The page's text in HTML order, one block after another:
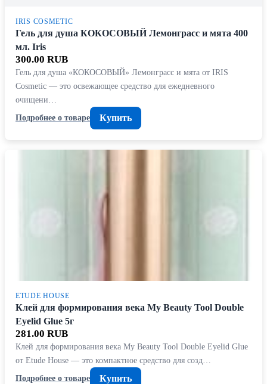
IRIS COSMETIC
Гель для душа КОКОСОВЫЙ Лемонграсс и мята 400
мл. Iris
300.00 RUB
Гель для душа «КОКОСОВЫЙ» Лемонграсс и мята от IRIS
Cosmetic — это освежающее средство для ежедневного
очищени…
Подробнее о товаре
Купить
ETUDE HOUSE
Клей для формирования века My Beauty Tool Double
Eyelid Glue 5г
281.00 RUB
Клей для формирования века My Beauty Tool Double Eyelid Glue
от Etude House — это компактное средство для созд…
Подробнее о товаре
Купить